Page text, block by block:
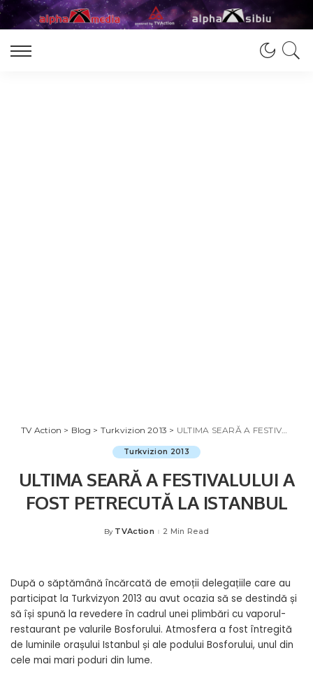
TV Action > Blog > Turkvizion 2013 > ULTIMA SEARĂ A FESTIVALULUI A FOST PETRECUTĂ LA ISTANBUL
Turkvizion 2013
ULTIMA SEARĂ A FESTIVALULUI A
FOST PETRECUTĂ LA ISTANBUL
Posted
By TVAction 2 Min Read
După o săptămână încărcată de emoții delegațiile care au
participat la Turkvizyon 2013 au avut ocazia să se destindă și
să își spună la revedere în cadrul unei plimbări cu vaporul-
restaurant pe valurile Bosforului. Atmosfera a fost întregită
de luminile orașului Istanbul și ale podului Bosforului, unul din
cele mai mari poduri din lume.